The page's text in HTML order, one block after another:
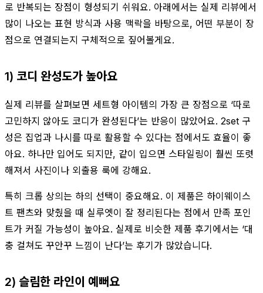
로 반복되는 장점이 형성되기 쉬워요. 아래에서는 실제 리뷰에서
많이 나오는 표현 방식과 사용 맥락을 바탕으로, 어떤 부분이 장
점으로 연결되는지 구체적으로 짚어볼게요.
1) 코디 완성도가 높아요
실제 리뷰를 살펴보면 세트형 아이템의 가장 큰 장점으로 ‘따로
고민하지 않아도 코디가 완성된다’는 반응이 많았어요. 2set 구
성은 집업과 나시를 따로 활용할 수 있다는 점에서도 효율이 좋
아요. 하나만 입어도 되지만, 같이 입으면 스타일링이 훨씬 또렷
해져서 사진이나 외출용 룩에 강해요.
특히 크롭 상의는 하의 선택이 중요해요. 이 제품은 하이웨이스
트 팬츠와 맞췄을 때 실루엣이 잘 정리된다는 점에서 만족 포인
트가 커질 가능성이 높아요. 실제로 비슷한 제품 후기에서는 ‘대
충 걸쳐도 꾸안꾸 느낌이 난다’는 후기가 많았습니다.
2) 슬림한 라인이 예뻐요